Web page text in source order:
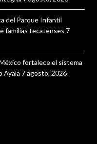
del Parque Infantil
familias tecatenses 7
fortalece el sistema
Ayala 7 agosto, 2026